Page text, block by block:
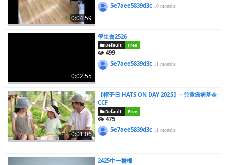
0:04:59
5e7aee5839d3c 10 months
0:02:55
學生會2526
Default Free
499
5e7aee5839d3c 11 months
0:01:06
【帽子日 HATS ON DAY 2025】 - 兒童癌病基金
CCF
Default Free
475
5e7aee5839d3c 11 months
2425中一橋樑